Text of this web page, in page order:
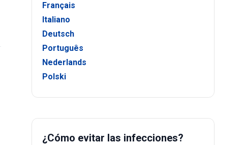
Français
Italiano
Deutsch
Português
Nederlands
Polski
¿Cómo evitar las infecciones?